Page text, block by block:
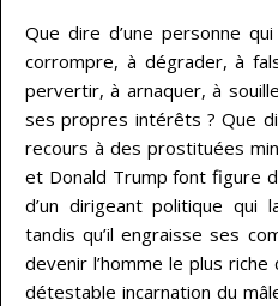
Que dire d’une personne
corrompre, à dégrader, à
pervertir, à arnaquer, à
ses propres intérêts ? Que
recours à des prostituées
et Donald Trump font figure
d’un dirigeant politique qui
tandis qu’il engraisse ses
devenir l’homme le plus
détestable incarnation du